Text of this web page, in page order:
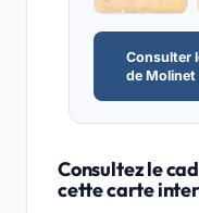
Consulter
de
Consultez le
cette carte